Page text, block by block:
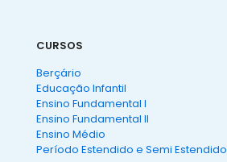
CURSOS
Berçário
Educação Infantil
Ensino Fundamental I
Ensino Fundamental II
Ensino Médio
Período Estendido e Semi Estendido